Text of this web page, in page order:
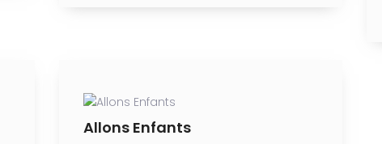
Allons Enfants